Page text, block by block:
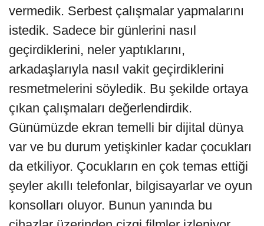
vermedik. Serbest çalışmalar yapmalarını
istedik. Sadece bir günlerini nasıl
geçirdiklerini, neler yaptıklarını,
arkadaşlarıyla nasıl vakit geçirdiklerini
resmetmelerini söyledik. Bu şekilde ortaya
çıkan çalışmaları değerlendirdik.
Günümüzde ekran temelli bir dijital dünya
var ve bu durum yetişkinler kadar çocukları
da etkiliyor. Çocukların en çok temas ettiği
şeyler akıllı telefonlar, bilgisayarlar ve oyun
konsolları oluyor. Bunun yanında bu